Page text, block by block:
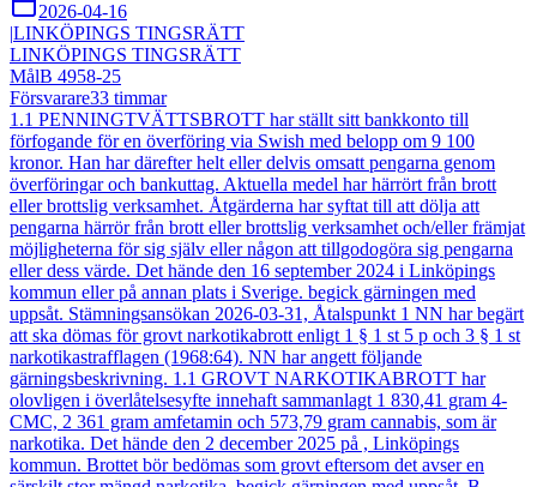
2026-04-16
|LINKÖPINGS TINGSRÄTT
LINKÖPINGS TINGSRÄTT
MålB 4958-25
Försvarare33 timmar
1.1 PENNINGTVÄTTSBROTT har ställt sitt bankkonto till
förfogande för en överföring via Swish med belopp om 9 100
kronor. Han har därefter helt eller delvis omsatt pengarna genom
överföringar och bankuttag. Aktuella medel har härrört från brott
eller brottslig verksamhet. Åtgärderna har syftat till att dölja att
pengarna härrör från brott eller brottslig verksamhet och/eller främjat
möjligheterna för sig själv eller någon att tillgodogöra sig pengarna
eller dess värde. Det hände den 16 september 2024 i Linköpings
kommun eller på annan plats i Sverige. begick gärningen med
uppsåt. Stämningsansökan 2026-03-31, Åtalspunkt 1 NN har begärt
att ska dömas för grovt narkotikabrott enligt 1 § 1 st 5 p och 3 § 1 st
narkotikastrafflagen (1968:64). NN har angett följande
gärningsbeskrivning. 1.1 GROVT NARKOTIKABROTT har
olovligen i överlåtelsesyfte innehaft sammanlagt 1 830,41 gram 4-
CMC, 2 361 gram amfetamin och 573,79 gram cannabis, som är
narkotika. Det hände den 2 december 2025 på , Linköpings
kommun. Brottet bör bedömas som grovt eftersom det avser en